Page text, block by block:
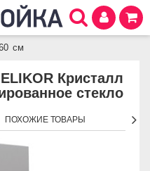
см
Кристалл
стекло
ПОХОЖИЕ ТОВАРЫ